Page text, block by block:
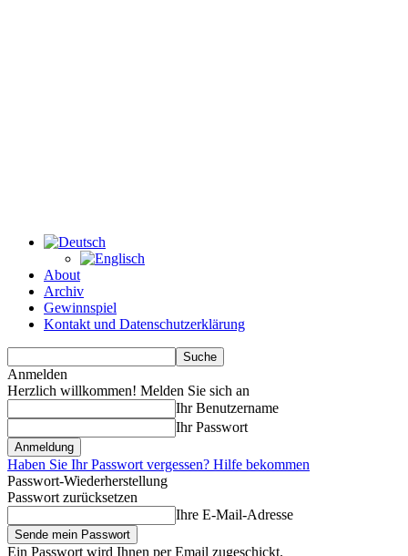
About
Archiv
Gewinnspiel
Kontakt und Datenschutzerklärung
Anmelden
Herzlich willkommen! Melden Sie sich an
Ihr Benutzername
Ihr Passwort
Haben Sie Ihr Passwort vergessen? Hilfe bekommen
Passwort-Wiederherstellung
Passwort zurücksetzen
Ihre E-Mail-Adresse
Ein Passwort wird Ihnen per Email zugeschickt.